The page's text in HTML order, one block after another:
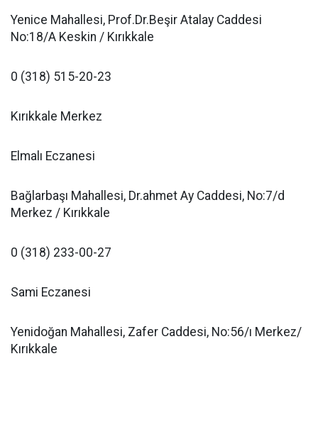
Yenice Mahallesi, Prof.Dr.Beşir Atalay Caddesi
No:18/A Keskin / Kırıkkale
0 (318) 515-20-23
Kırıkkale Merkez
Elmalı Eczanesi
Bağlarbaşı Mahallesi, Dr.ahmet Ay Caddesi, No:7/d
Merkez / Kırıkkale
0 (318) 233-00-27
Sami Eczanesi
Yenidoğan Mahallesi, Zafer Caddesi, No:56/ı Merkez/
Kırıkkale